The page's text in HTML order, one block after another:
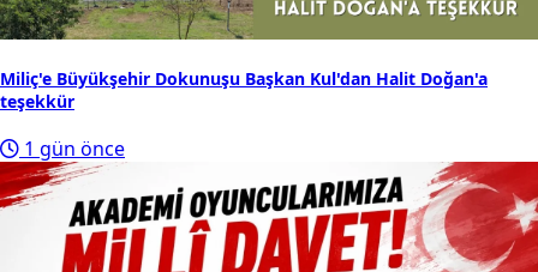
Miliç'e Büyükşehir Dokunuşu Başkan Kul'dan Halit Doğan'a
teşekkür
1 gün önce